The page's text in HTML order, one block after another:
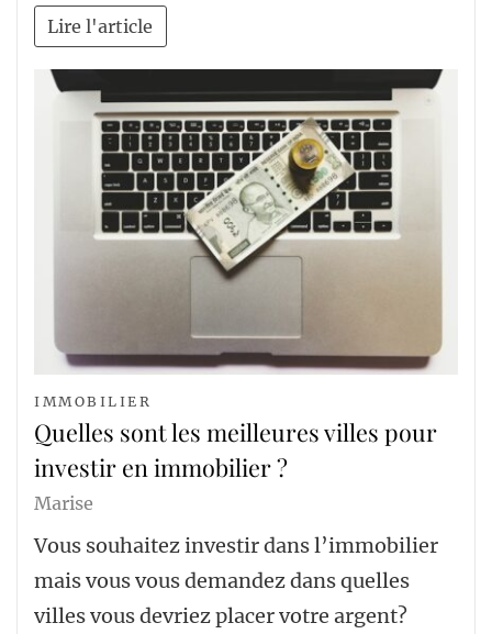
Lire l'article
IMMOBILIER
Quelles sont les meilleures villes pour
investir en immobilier ?
Marise
Vous souhaitez investir dans l’immobilier
mais vous vous demandez dans quelles
villes vous devriez placer votre argent?